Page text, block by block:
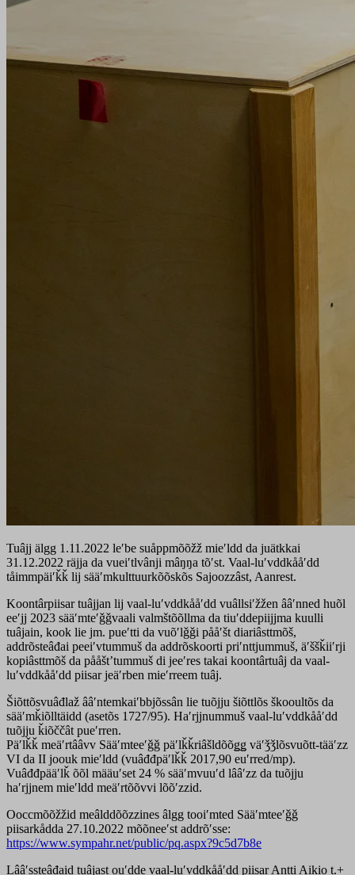
Tuâjj älgg 1.11.2022 leʹbe suåppmõõžž mieʹldd da juätkkai
31.12.2022 räjja da vueiʹtlvânji mâŋŋa tõʹst. Vaal-luʹvddkååʹdd
tåimmpäiʹǩǩ lij sääʹmkulttuurkõõskõs Sajoozzâst, Aanrest.
Koontârpiisar tuâjjan lij vaal-luʹvddkååʹdd vuâllsiʹžžen ââʹnned huõl
eeʹjj 2023 sääʹmteʹǧǧvaali valmštõõllma da tiuʹddepiijjma kuulli
tuâjain, kook lie jm. pueʹtti da vuõʹlǧǧi pååʹšt diariâsttmõš,
addrõsteâđai peeiʹvtummuš da addrõskoorti priʹnttjummuš, äʹššǩiiʹrji
kopiâsttmõš da pååštʼtummuš di jeeʹres takai koontârtuâj da vaal-
luʹvddkååʹdd piisar jeäʹrben mieʹrreem tuâj.
Šiõttõsvuâđlaž ââʹntemkaiʹbbjõssân lie tuõjju šiõttlõs škooultõs da
sääʹmǩiõlltäidd (asetõs 1727/95). Haʹrjjnummuš vaal-luʹvddkååʹdd
tuõjju ǩiõččât pueʹrren.
Päʹlǩǩ meäʹrtââvv Sääʹmteeʹǧǧ päʹlǩǩriâšldõõǥǥ väʹǯǯlõsvuõtt-tääʹzz
VI da II joouk mieʹldd (vuâđđpäʹlǩǩ 2017,90 euʹrred/mp).
Vuâđđpääʹlǩ õõl määuʹset 24 % sääʹmvuuʹd lââʹzz da tuõjju
haʹrjjnem mieʹldd meäʹrtõõvvi lõõʹzzid.
Ooccmõõžžid meâlddõõzzines âlgg tooiʹmted Sääʹmteeʹǧǧ
piisarkådda 27.10.2022 mõõneeʹst addrõʹsse:
https://www.sympahr.net/public/pq.aspx?9c5d7b8e
Lââʹssteâđaid tuâjast ouʹdde vaal-luʹvddkååʹdd piisar Antti Aikio t.+